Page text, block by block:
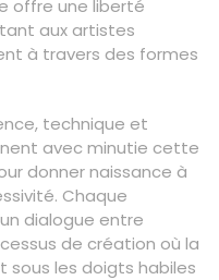
offre une liberté
aux artistes
à travers des formes
technique et
avec minutie cette
donner naissance à
Chaque
dialogue entre
de création où la
sous les doigts habiles